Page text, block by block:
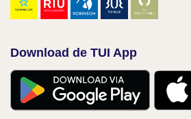
Download de TUI App